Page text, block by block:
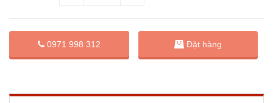
0971 998 312 Đặt hàng